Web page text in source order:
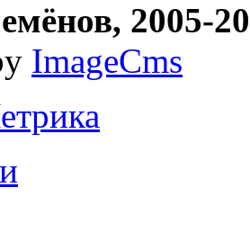
2005-
ImageCms